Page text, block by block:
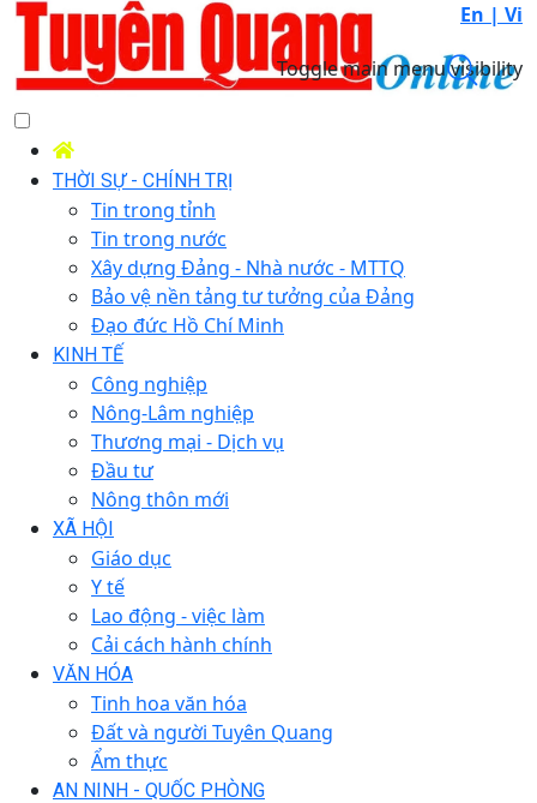
En | Vi
Toggle main menu visibility
THỜI SỰ - CHÍNH TRỊ
Tin trong tỉnh
Tin trong nước
Xây dựng Đảng - Nhà nước - MTTQ
Bảo vệ nền tảng tư tưởng của Đảng
Đạo đức Hồ Chí Minh
KINH TẾ
Công nghiệp
Nông-Lâm nghiệp
Thương mại - Dịch vụ
Đầu tư
Nông thôn mới
XÃ HỘI
Giáo dục
Y tế
Lao động - việc làm
Cải cách hành chính
VĂN HÓA
Tinh hoa văn hóa
Đất và người Tuyên Quang
Ẩm thực
AN NINH - QUỐC PHÒNG